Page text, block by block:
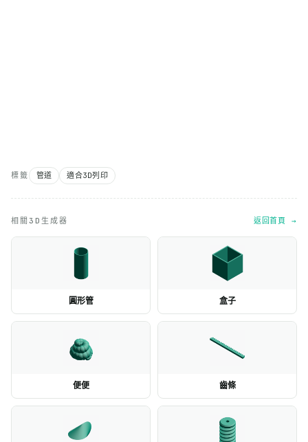
標籤 管道 適合3D列印
相關3D生成器 返回首頁 →
圓形管 盒子
便便 齒條